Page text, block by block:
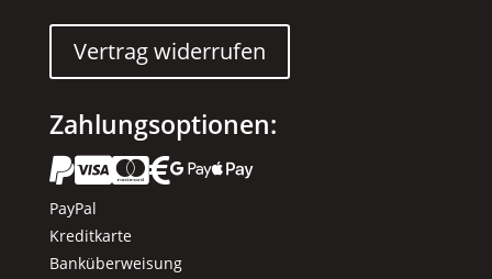
Vertrag widerrufen
Zahlungsoptionen:
 
PayPal
Kreditkarte
Banküberweisung